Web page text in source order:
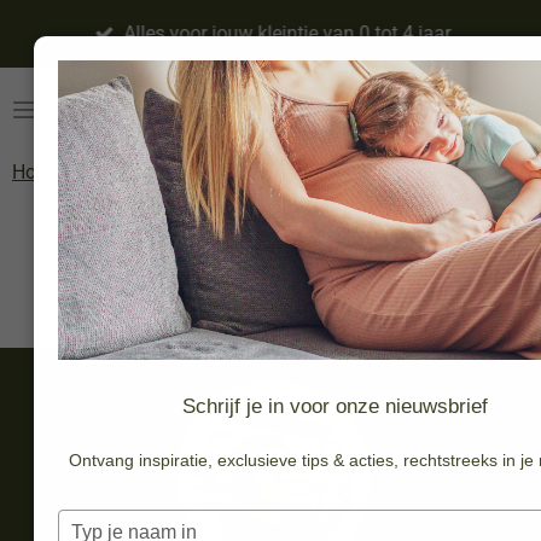
Schrijf je in voor onze nieuwsbrief
Ontvang inspiratie, exclusieve tips & acties, rechtstreeks in je
Typ
direct
de
hoofdinhoud
Alles voor jouw kleintje van 0 tot 4 jaar
Home » Doopsuiker &
Geboortekaartjes
» Doopsuiker
DIY
» Vullen »
Suikerbonen
De Bock